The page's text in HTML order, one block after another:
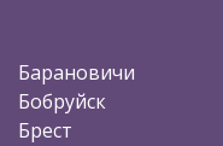
Барановичи
Бобруйск
Брест